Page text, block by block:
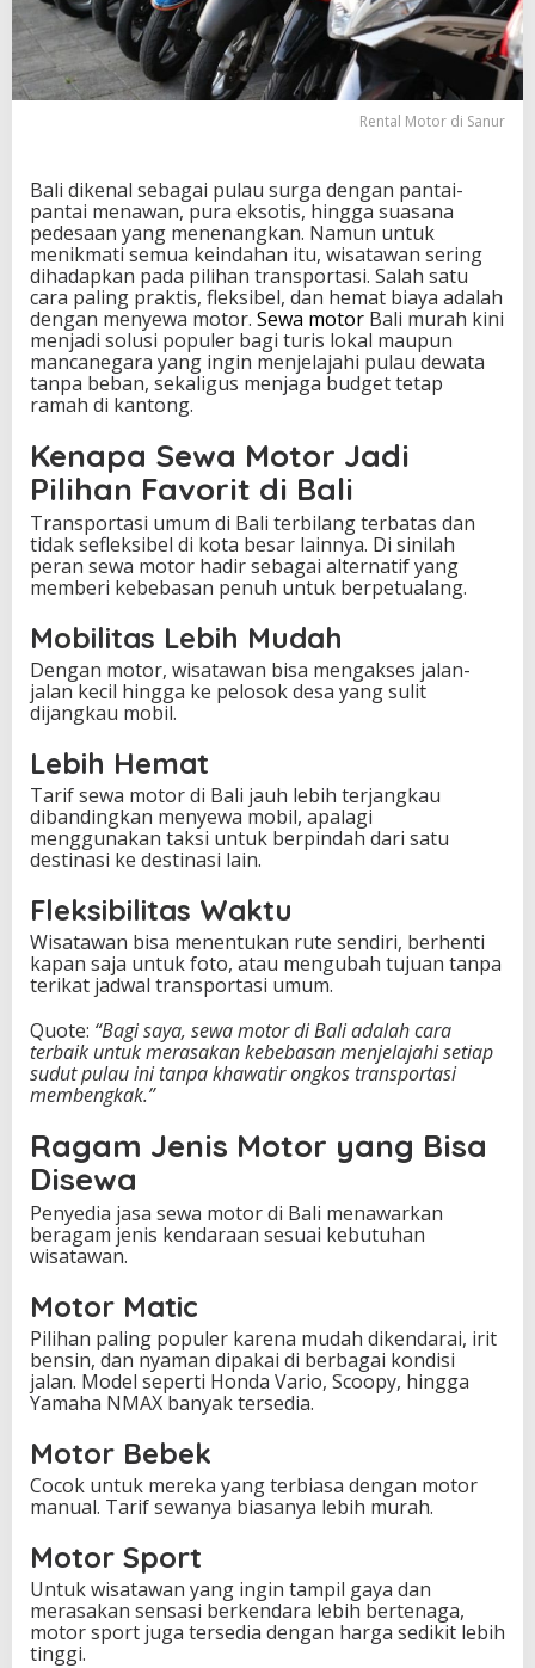
t
u
a
l
a
n
T
a
n
p
a
B
e
b
a
n
e
n
g
n
B
u
d
e
t
T
e
r
a
n
g
k
a
Rental Motor di Sanur
Bali dikenal sebagai pulau surga dengan pantai-
pantai menawan, pura eksotis, hingga suasana
pedesaan yang menenangkan. Namun untuk
menikmati semua keindahan itu, wisatawan sering
dihadapkan pada pilihan transportasi. Salah satu
cara paling praktis, fleksibel, dan hemat biaya adalah
dengan menyewa motor. Sewa motor Bali murah kini
menjadi solusi populer bagi turis lokal maupun
mancanegara yang ingin menjelajahi pulau dewata
tanpa beban, sekaligus menjaga budget tetap
ramah di kantong.
Kenapa Sewa Motor Jadi
Pilihan Favorit di Bali
Transportasi umum di Bali terbilang terbatas dan
tidak sefleksibel di kota besar lainnya. Di sinilah
peran sewa motor hadir sebagai alternatif yang
memberi kebebasan penuh untuk berpetualang.
Mobilitas Lebih Mudah
Dengan motor, wisatawan bisa mengakses jalan-
jalan kecil hingga ke pelosok desa yang sulit
dijangkau mobil.
Lebih Hemat
Tarif sewa motor di Bali jauh lebih terjangkau
dibandingkan menyewa mobil, apalagi
menggunakan taksi untuk berpindah dari satu
destinasi ke destinasi lain.
Fleksibilitas Waktu
Wisatawan bisa menentukan rute sendiri, berhenti
kapan saja untuk foto, atau mengubah tujuan tanpa
terikat jadwal transportasi umum.
Quote: “Bagi saya, sewa motor di Bali adalah cara
terbaik untuk merasakan kebebasan menjelajahi setiap
sudut pulau ini tanpa khawatir ongkos transportasi
membengkak.”
Ragam Jenis Motor yang Bisa
Disewa
Penyedia jasa sewa motor di Bali menawarkan
beragam jenis kendaraan sesuai kebutuhan
wisatawan.
Motor Matic
Pilihan paling populer karena mudah dikendarai, irit
bensin, dan nyaman dipakai di berbagai kondisi
jalan. Model seperti Honda Vario, Scoopy, hingga
Yamaha NMAX banyak tersedia.
Motor Bebek
Cocok untuk mereka yang terbiasa dengan motor
manual. Tarif sewanya biasanya lebih murah.
Motor Sport
Untuk wisatawan yang ingin tampil gaya dan
merasakan sensasi berkendara lebih bertenaga,
motor sport juga tersedia dengan harga sedikit lebih
tinggi.